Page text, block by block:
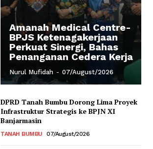
Amanah Medical Centre-
BPJS Ketenagakerjaan
Perkuat Sinergi, Bahas
Penanganan Cedera Kerja
Nurul Mufidah - 07/August/2026
DPRD Tanah Bumbu Dorong Lima Proyek
Infrastruktur Strategis ke BPJN XI
Banjarmasin
TANAH BUMBU 07/August/2026